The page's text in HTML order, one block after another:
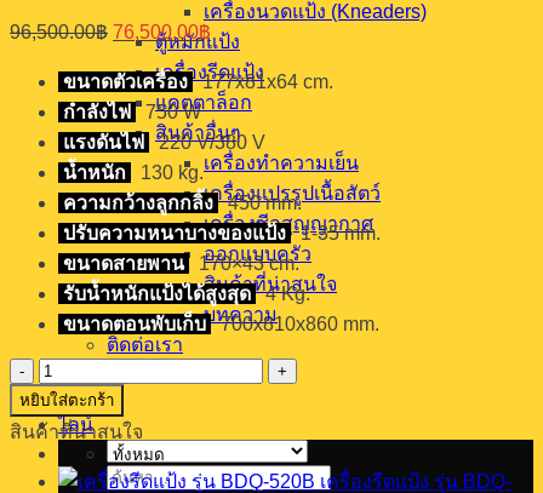
เครื่องนวดแป้ง (Kneaders)
ตู้หมักแป้ง
เครื่องรีดแป้ง
แคตตาล็อก
สินค้าอื่นๆ
เครื่องทำความเย็น
เครื่องแปรรูปเนื้อสัตว์
เครื่องซีลสุญญากาศ
ออกแบบครัว
สินค้าที่น่าสนใจ
บทความ
ติดต่อเรา
โทร
ไลน์
ค้นหา:
96,500.00฿ Original
price
was:
96,500.00฿.
76,500.00฿Current
price
is:
76,500.00฿.
ขนาดตัวเครื่อง
177x81x64 cm.
กำลังไฟ
750 W
แรงดันไฟ
220 V/380 V
น้ำหนัก
130 kg.
ความกว้างลูกกลิ้ง
450 mm.
ปรับความหนาบางของแป้ง
1-35 mm.
ขนาดสายพาน
170×43 cm.
รับน้ำหนักแป้งได้สูงสุด
4 Kg.
ขนาดตอนพับเก็บ
700x810x860 mm.
จำนวน
เครื่อง
รีด
แป้ง
หยิบใส่ตะกร้า
สินค้าที่น่าสนใจ
เครื่องรีดแป้ง รุ่น BDQ-